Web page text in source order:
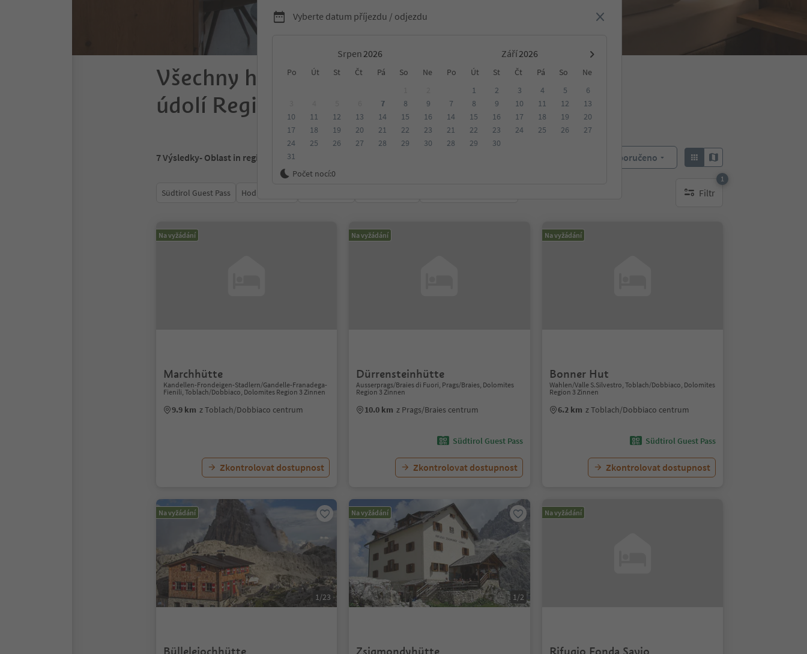
Vyberte datum příjezdu / odjezdu
Srpen Září
Po Út St Čt Pá So Ne Po Út St Čt Pá So
Ne
7 8
9
10
11 12 13 14 15
16
17
18 19 20 21 22
23
24
25 26 27 28 29
30
31
1 2 3 4 5
6
7
8 9 10 11 12
13
14
15 16 17 18 19
20
21
22 23 24 25 26
27
28
29 30
Počet nocí:0
Všechny horské chaty a hostince v
údolí Regio 3 Zinnen Dolomity
7Výsledky- Oblast in regio 3 Zinnen Dolomity Doporučeno
Südtirol Guest Pass Hodnocení Filtr
1
1 aktywny filtr
Na vyžádání
Marchhütte
Kandellen-Frondeigen-Stadlern/Gandelle-Franadega-
Fienili, Toblach/Dobbiaco, Dolomites Region 3 Zinnen
9.9 km z Toblach/Dobbiaco centrum
Zkontrolovat dostupnost
Na vyžádání
Dürrensteinhütte
Ausserprags/Braies di Fuori, Prags/Braies, Dolomites
Region 3 Zinnen
10.0 km z Prags/Braies centrum
Südtirol Guest Pass
Zkontrolovat dostupnost
Na vyžádání
Bonner Hut
Wahlen/Valle S.Silvestro, Toblach/Dobbiaco, Dolomites
Region 3 Zinnen
6.2 km z Toblach/Dobbiaco centrum
Südtirol Guest Pass
Zkontrolovat dostupnost
Na vyžádání
1/23
Na vyžádání
1/2
Na vyžádání